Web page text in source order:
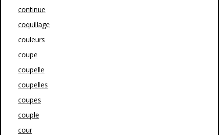
continue
coquillage
couleurs
coupe
coupelle
coupelles
coupes
couple
cour